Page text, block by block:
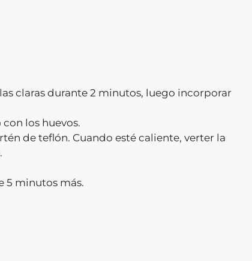
claras durante 2 minutos, luego incorporar
los huevos.
de teflón. Cuando esté caliente, verter la
5 minutos más.